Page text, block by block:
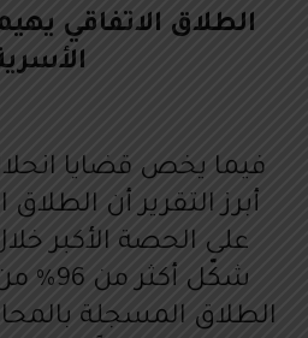
الطلاق الاتفاقي
فيما يخص قضايا
أبرز التقرير أن
شكّل
الطلاق المسجلة